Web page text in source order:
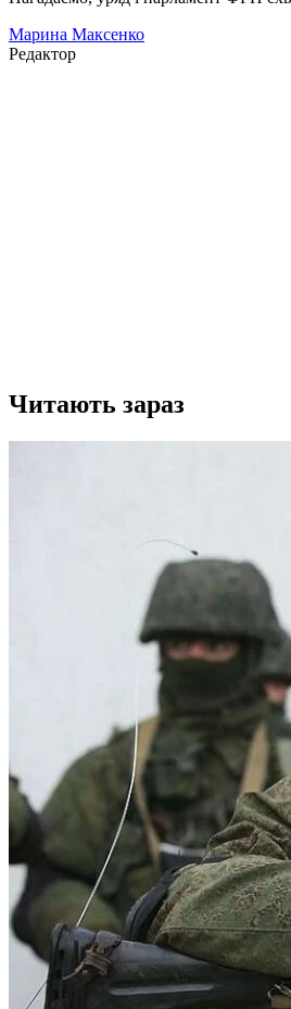
Марина Максенко
Редактор
Читають зараз